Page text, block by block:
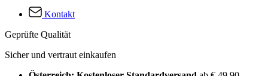
Kontakt
Geprüfte Qualität
Sicher und vertraut einkaufen